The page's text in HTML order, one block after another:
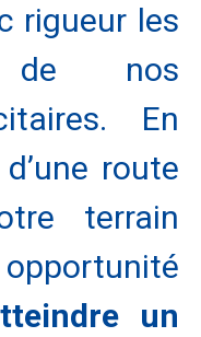
rigueur les
de nos
En
route
terrain
un